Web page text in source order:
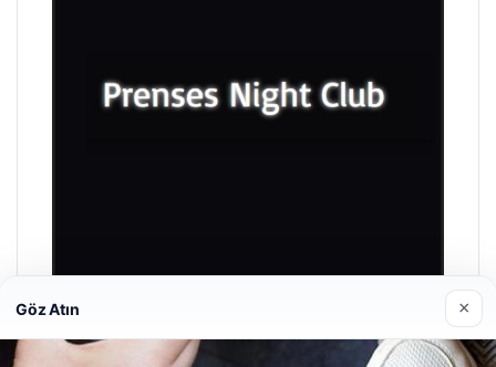
Prenses Night Club
Göz Atın ×